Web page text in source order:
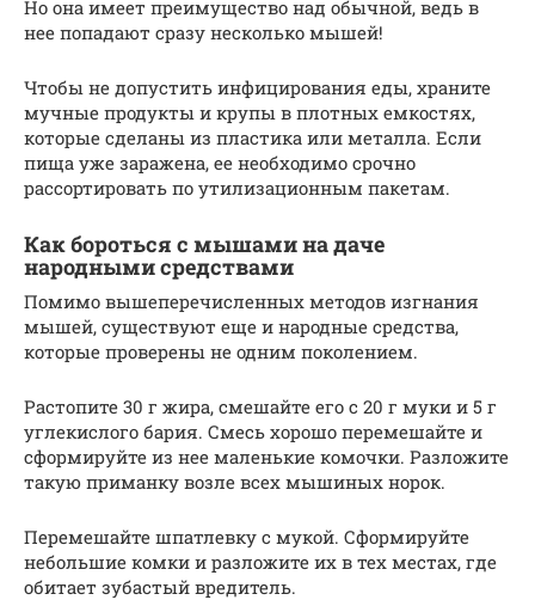
Но она имеет преимущество над обычной, ведь в
нее попадают сразу несколько мышей!
Чтобы не допустить инфицирования еды, храните
мучные продукты и крупы в плотных емкостях,
которые сделаны из пластика или металла. Если
пища уже заражена, ее необходимо срочно
рассортировать по утилизационным пакетам.
Как бороться с мышами на даче
народными средствами
Помимо вышеперечисленных методов изгнания
мышей, существуют еще и народные средства,
которые проверены не одним поколением.
Растопите 30 г жира, смешайте его с 20 г муки и 5 г
углекислого бария. Смесь хорошо перемешайте и
сформируйте из нее маленькие комочки. Разложите
такую приманку возле всех мышиных норок.
Перемешайте шпатлевку с мукой. Сформируйте
небольшие комки и разложите их в тех местах, где
обитает зубастый вредитель.